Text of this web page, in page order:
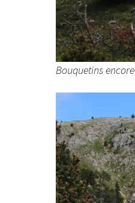
Bouquetins encore